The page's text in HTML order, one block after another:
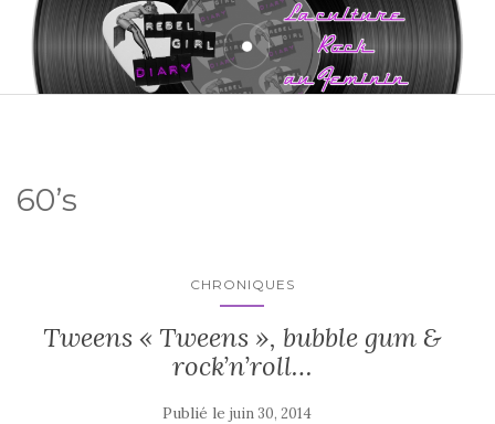
60’s
CHRONIQUES
Tweens « Tweens », bubble gum &
rock’n’roll…
Publié le juin 30, 2014